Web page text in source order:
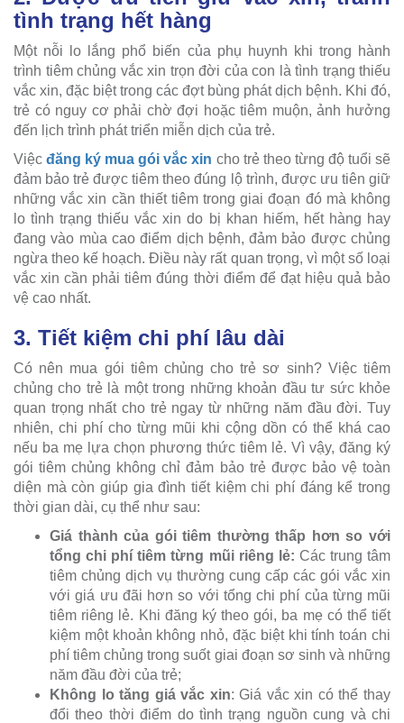
tình trạng hết hàng
Một nỗi lo lắng phổ biến của phụ huynh khi trong hành
trình tiêm chủng vắc xin trọn đời của con là tình trạng thiếu
vắc xin, đặc biệt trong các đợt bùng phát dịch bệnh. Khi đó,
trẻ có nguy cơ phải chờ đợi hoặc tiêm muộn, ảnh hưởng
đến lịch trình phát triển miễn dịch của trẻ.
Việcđăng ký mua gói vắc xin cho trẻ theo từng độ tuổi sẽ
đảm bảo trẻ được tiêm theo đúng lộ trình, được ưu tiên giữ
những vắc xin cần thiết tiêm trong giai đoạn đó mà không
lo tình trạng thiếu vắc xin do bị khan hiếm, hết hàng hay
đang vào mùa cao điểm dịch bệnh, đảm bảo được chủng
ngừa theo kế hoạch. Điều này rất quan trọng, vì một số loại
vắc xin cần phải tiêm đúng thời điểm để đạt hiệu quả bảo
vệ cao nhất.
3. Tiết kiệm chi phí lâu dài
Có nên mua gói tiêm chủng cho trẻ sơ sinh? Việc tiêm
chủng cho trẻ là một trong những khoản đầu tư sức khỏe
quan trọng nhất cho trẻ ngay từ những năm đầu đời. Tuy
nhiên, chi phí cho từng mũi khi cộng dồn có thể khá cao
nếu ba mẹ lựa chọn phương thức tiêm lẻ. Vì vậy, đăng ký
gói tiêm chủng không chỉ đảm bảo trẻ được bảo vệ toàn
diện mà còn giúp gia đình tiết kiệm chi phí đáng kể trong
thời gian dài, cụ thể như sau:
Giá thành của gói tiêm thường thấp hơn so với
tổng chi phí tiêm từng mũi riêng lẻ: Các trung tâm
tiêm chủng dịch vụ thường cung cấp các gói vắc xin
với giá ưu đãi hơn so với tổng chi phí của từng mũi
tiêm riêng lẻ. Khi đăng ký theo gói, ba mẹ có thể tiết
kiệm một khoản không nhỏ, đặc biệt khi tính toán chi
phí tiêm chủng trong suốt giai đoạn sơ sinh và những
năm đầu đời của trẻ;
Không lo tăng giá vắc xin: Giá vắc xin có thể thay
đổi theo thời điểm do tình trạng nguồn cung và chi